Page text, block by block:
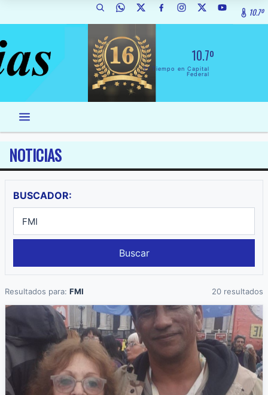
10.7º
10.7º
El Tiempo en Capital
Federal
NOTICIAS
BUSCADOR:
Buscar
Resultados para: FMI 20 resultados